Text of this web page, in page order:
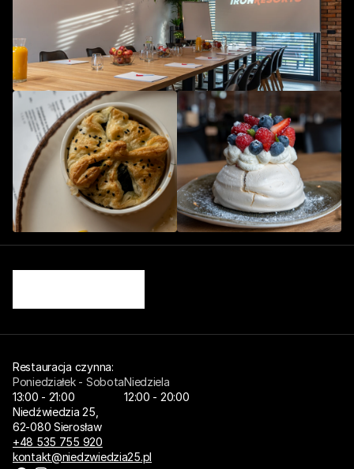
Restauracja czynna:
Poniedziałek - Sobota
13:00 - 21:00
Niedziela
12:00 - 20:00
Niedźwiedzia 25,
62-080 Sierosław
+48 535 755 920
kontakt@niedzwiedzia25.pl